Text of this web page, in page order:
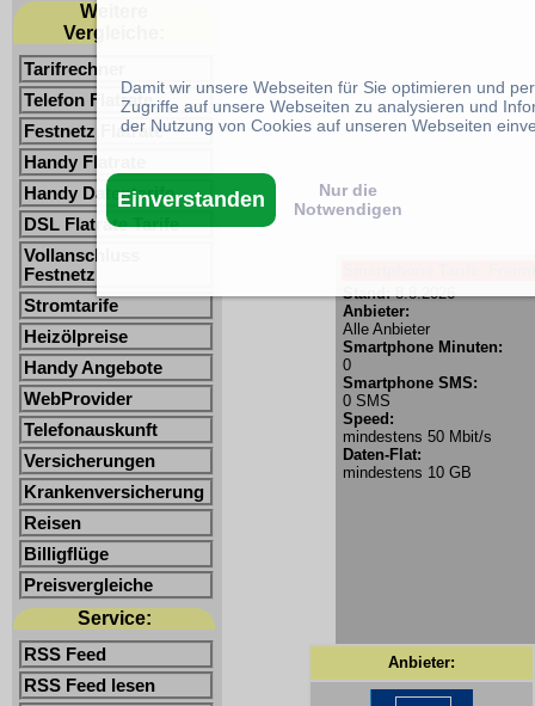
Weitere
Vergleiche:
Tarifrechner
Telefon Flatrate
Festnetz Flatrate
Handy Flatrate
Handy Datentarife
DSL Flatrate Tarife
Vollanschluss
Festnetz
Stromtarife
Heizölpreise
Handy Angebote
WebProvider
Telefonauskunft
Versicherungen
Krankenversicherung
Reisen
Billigflüge
Preisvergleiche
Service:
RSS Feed
RSS Feed lesen
Stand:8.8.2026
Anbieter:
Alle Anbieter
Smartphone Minuten:
0
Smartphone SMS:
0 SMS
Speed:
mindestens 50 Mbit/s
Daten-Flat:
mindestens 10 GB
Anbieter:
Damit wir unsere Webseiten für Sie optimieren und
Zugriffe auf unsere Webseiten zu analysieren und
der Nutzung von Cookies auf unseren Webseiten
Einverstanden
Nur die
Notwendigen